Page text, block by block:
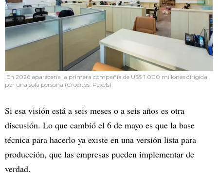
En 2026 aparecería la primera compañía de US$ 1.000 millones dirigida
por una sola persona (Créditos: Pexels).
Si esa visión está a seis meses o a seis años es otra
discusión. Lo que cambió el 6 de mayo es que la base
técnica para hacerlo ya existe en una versión lista para
producción, que las empresas pueden implementar de
verdad.